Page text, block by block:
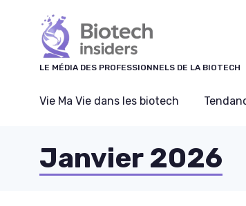
LE MÉDIA DES PROFESSIONNELS DE LA BIOTECH
Vie Ma Vie dans les biotech
Janvier 2026